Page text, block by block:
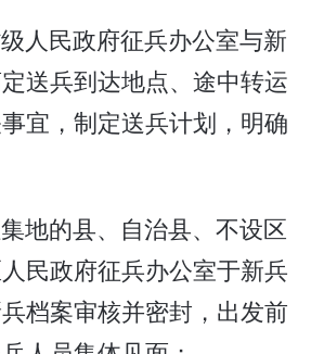
级人民政府征兵办公室与新
送兵到达地点、途中转运
宜，制定送兵计划，明确
集地的县、自治县、不设区
民政府征兵办公室于新兵
档案审核并密封，出发前